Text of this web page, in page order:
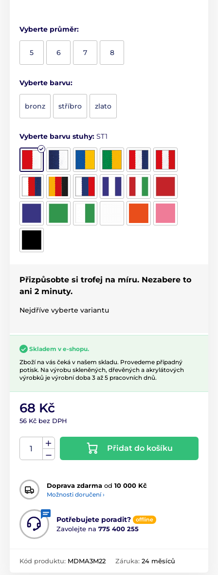
Vyberte průměr:
5 6 7 8
Vyberte barvu:
bronz stříbro zlato
Vyberte barvu stuhy: ST1
Přizpůsobte si trofej na míru. Nezabere to
ani 2 minuty.
Nejdříve vyberte variantu
Skladem v e-shopu.
Zboží na vás čeká v našem skladu. Provedeme případný
potisk. Na výrobu skleněných, dřevěných a akrylátových
výrobků je výrobní doba 3 až 5 pracovních dnů.
68 Kč
56 Kč bez DPH
Přidat do košíku
Doprava zdarma od 10 000 Kč
Možnosti doručení ›
Potřebujete poradit? offline
Zavolejte na 775 400 255
Kód produktu: MDMA3M22 Záruka: 24 měsíců